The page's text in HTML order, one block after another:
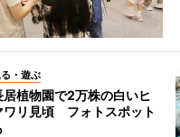
る・遊ぶ
居植物園で2万株の白いヒ
ワリ見頃 フォトスポット